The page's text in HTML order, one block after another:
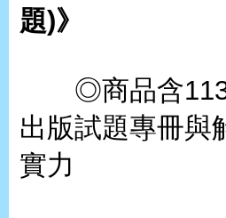
題)》
◎商品含113
出版試題專冊與
實力